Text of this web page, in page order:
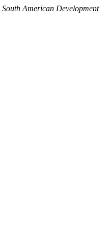
South American Development